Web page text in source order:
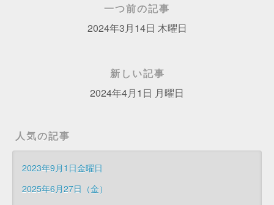
一つ前の記事
2024年3月14日 木曜日
新しい記事
2024年4月1日 月曜日
人気の記事
2023年9月1日金曜日
2025年6月27日（金）